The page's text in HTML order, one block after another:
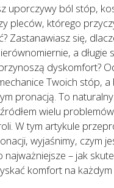
uporczywy ból stóp,
pleców, którego
Zastanawiasz się,
a długie
dyskomfort?
Twoich stóp,
pronacją. To
wielu
W tym artykule
wyjaśnimy, czym
– jak
komfort na